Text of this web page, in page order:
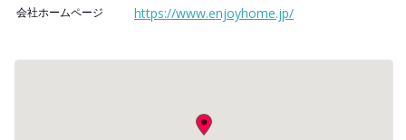
会社ホームページ https://www.enjoyhome.jp/